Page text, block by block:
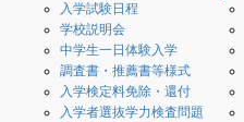
入学試験日程
学校説明会
中学生一日体験入学
調査書・推薦書等様式
入学検定料免除・還付
入学者選抜学力検査問題